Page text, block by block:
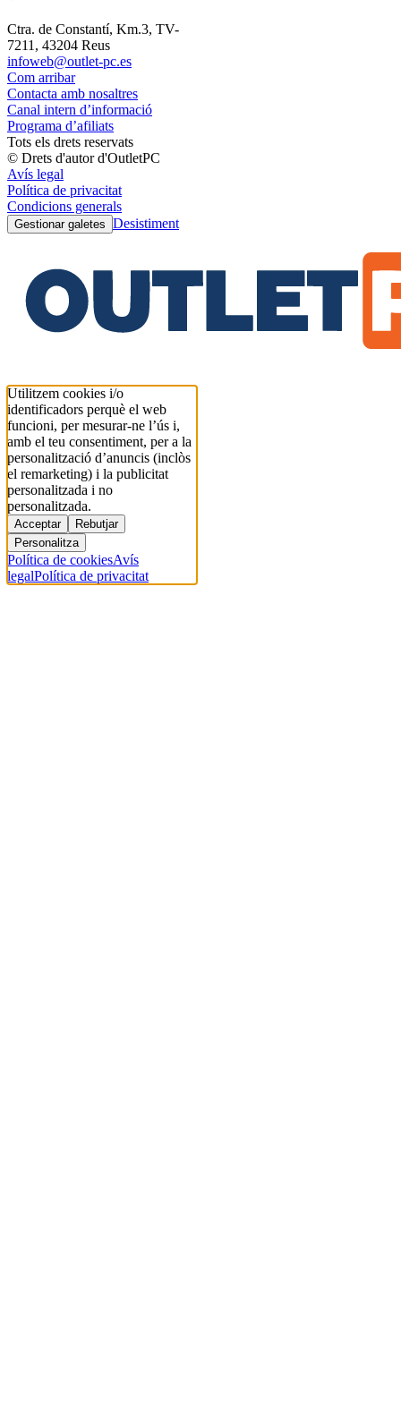
Ctra. de Constantí, Km.3, TV-
7211, 43204 Reus
infoweb@outlet-pc.es
Com arribar
Contacta amb nosaltres
Canal intern d’informació
Programa d’afiliats
Tots els drets reservats
© Drets d'autor d'OutletPC
Avís legal
Política de privacitat
Condicions generals
Gestionar galetes Desistiment
Utilitzem cookies i/o
identificadors perquè el web
funcioni, per mesurar-ne l’ús i,
amb el teu consentiment, per a la
personalització d’anuncis (inclòs
el remarketing) i la publicitat
personalitzada i no
personalitzada.
Acceptar
Rebutjar
Personalitza
Política de cookiesAvís
legalPolítica de privacitat